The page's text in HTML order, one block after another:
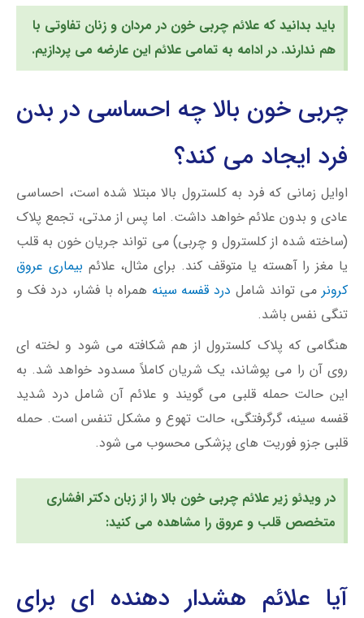
باید بدانید که علائم چربی خون در مردان و زنان تفاوتی با
هم ندارند. در ادامه به تمامی علائم این عارضه می پردازیم.
چربی خون بالا چه احساسی در بدن
فرد ایجاد می کند؟
اوایل زمانی که فرد به کلسترول بالا مبتلا شده است، احساسی
عادی و بدون علائم خواهد داشت. اما پس از مدتی، تجمع پلاک
(ساخته شده از کلسترول و چربی) می تواند جریان خون به قلب
یا مغز را آهسته یا متوقف کند. برای مثال، علائم بیماری عروق
کرونرمی تواند شامل درد قفسه سینه همراه با فشار، درد فک و
تنگی نفس باشد.
هنگامی که پلاک کلسترول از هم شکافته می شود و لخته ای
روی آن را می پوشاند، یک شریان کاملاً مسدود خواهد شد. به
این حالت حمله قلبی می گویند و علائم آن شامل درد شدید
قفسه سینه، گرگرفتگی، حالت تهوع و مشکل تنفس است. حمله
قلبی جزو فوریت های پزشکی محسوب می شود.
در ویدئو زیر علائم چربی خون بالا را از زبان دکتر افشاری
متخصص قلب و عروق را مشاهده می کنید:
آیا علائم هشدار دهنده ای برای